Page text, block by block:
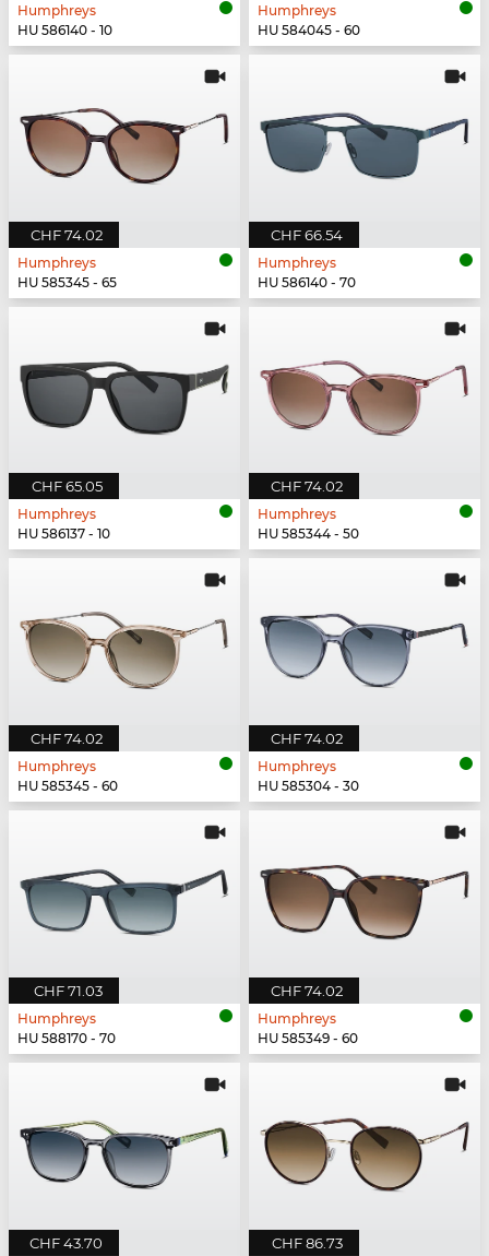
Humphreys
HU 586140 - 10
Humphreys
HU 584045 - 60
CHF 74.02
Humphreys
HU 585345 - 65
CHF 66.54
Humphreys
HU 586140 - 70
CHF 65.05
Humphreys
HU 586137 - 10
CHF 74.02
Humphreys
HU 585344 - 50
CHF 74.02
Humphreys
HU 585345 - 60
CHF 74.02
Humphreys
HU 585304 - 30
CHF 71.03
Humphreys
HU 588170 - 70
CHF 74.02
Humphreys
HU 585349 - 60
CHF 43.70 CHF 86.73